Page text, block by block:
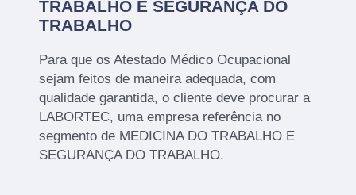
TRABALHO E SEGURANÇA DO
TRABALHO
Para que os Atestado Médico Ocupacional
sejam feitos de maneira adequada, com
qualidade garantida, o cliente deve procurar a
LABORTEC, uma empresa referência no
segmento de MEDICINA DO TRABALHO E
SEGURANÇA DO TRABALHO.